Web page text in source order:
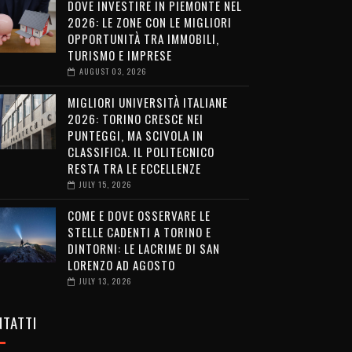
DOVE INVESTIRE IN PIEMONTE NEL
2026: LE ZONE CON LE MIGLIORI
OPPORTUNITÀ TRA IMMOBILI,
TURISMO E IMPRESE
AUGUST 03, 2026
MIGLIORI UNIVERSITÀ ITALIANE
2026: TORINO CRESCE NEI
PUNTEGGI, MA SCIVOLA IN
CLASSIFICA. IL POLITECNICO
RESTA TRA LE ECCELLENZE
JULY 15, 2026
COME E DOVE OSSERVARE LE
STELLE CADENTI A TORINO E
DINTORNI: LE LACRIME DI SAN
LORENZO AD AGOSTO
JULY 13, 2026